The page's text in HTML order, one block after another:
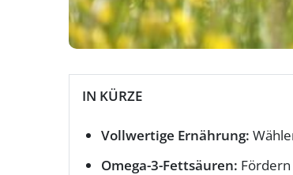
IN KÜRZE
Vollwertige Ernährung:
Omega-3-Fettsäuren: